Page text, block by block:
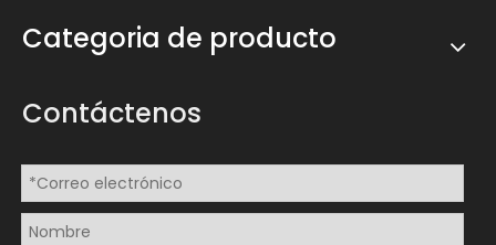
Categoria de producto
Contáctenos